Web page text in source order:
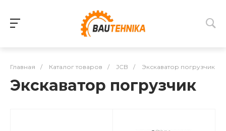
Главная / Каталог товаров / JCB / Экскаватор погрузчик
Экскаватор погрузчик